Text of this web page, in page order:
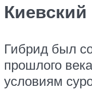
Гибрид был
прошлого
условиям